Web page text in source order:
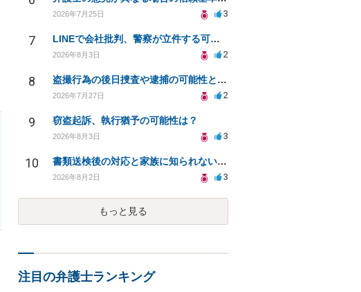
2026年7月25日 3
7 LINEで会社批判、警察が立件する可能性は？
2026年8月3日 2
8 盗撮行為の後日捜査や逮捕の可能性と初動対応について
2026年7月27日 2
9 窃盗起訴、執行猶予の可能性は？
2026年8月3日 3
10 書類送検後の対応と家族に知られないための手続きについて相談
2026年8月2日 3
もっと見る
注目の弁護士ランキング